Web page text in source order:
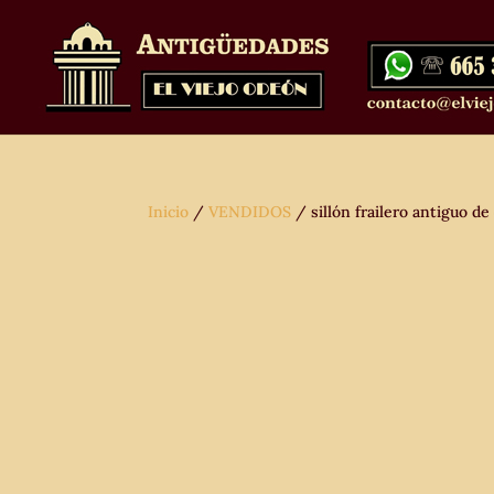
Inicio /VENDIDOS / sillón frailero antiguo de